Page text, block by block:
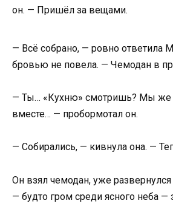
он. — Пришёл за вещами.
— Всё собрано, — ровно ответила
бровью не повела. — Чемодан в
— Ты… «Кухню» смотришь? Мы же
вместе… — пробормотал он.
— Собирались, — кивнула она. —
Он взял чемодан, уже
— будто гром среди ясного неба —